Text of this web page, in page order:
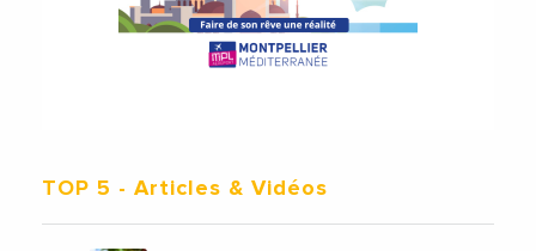
TOP 5 - Articles & Vidéos